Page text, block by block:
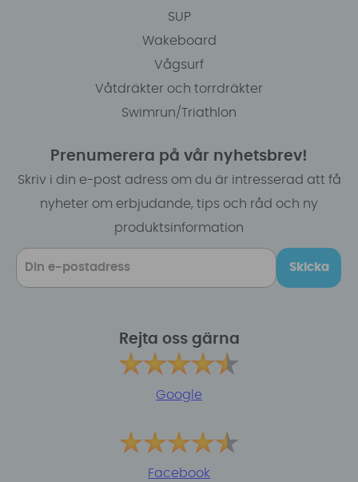
SUP
Wakeboard
Vågsurf
Våtdräkter och torrdräkter
Swimrun/Triathlon
Prenumerera på vår nyhetsbrev!
Skriv i din e-post adress om du är intresserad att få
nyheter om erbjudande, tips och råd och ny
produktsinformation
Skicka
Rejta oss gärna
Google
Facebook